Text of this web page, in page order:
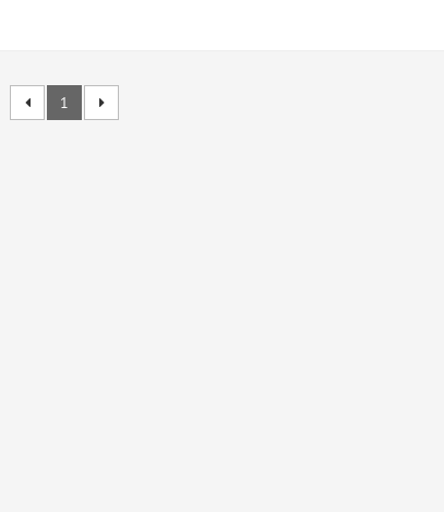
열심히 해 줬는데, 둘째는 딸인데도 바쁘다, 피곤하다 핑계로 거르기 일쑤, 반
복되는 재료에다 유기농보다는 그냥 국내산 정도만? 하하. 저희 집엔 내력이
1